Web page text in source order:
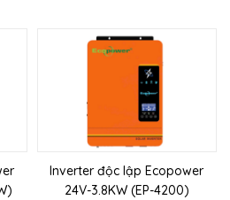
Inverter độc lập Ecopower
24V-3.8KW (EP-4200)